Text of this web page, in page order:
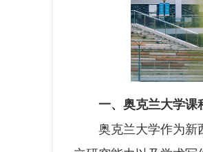
一、奥克兰大学课
奥克兰大学作为新西